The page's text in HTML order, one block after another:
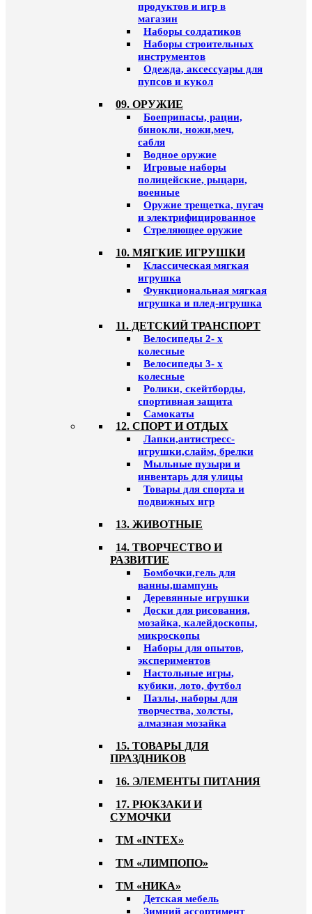
продуктов и игр в
магазин
Наборы солдатиков
Наборы строительных
инструментов
Одежда, аксессуары для
пупсов и кукол
09. ОРУЖИЕ
Боеприпасы, рации,
бинокли, ножи,меч,
сабля
Водное оружие
Игровые наборы
полицейские, рыцари,
военные
Оружие трещетка, пугач
и электрифицированное
Стреляющее оружие
10. МЯГКИЕ ИГРУШКИ
Классическая мягкая
игрушка
Функциональная мягкая
игрушка и плед-игрушка
11. ДЕТСКИЙ ТРАНСПОРТ
Велосипеды 2- х
колесные
Велосипеды 3- х
колесные
Ролики, скейтборды,
спортивная защита
Самокаты
12. СПОРТ И ОТДЫХ
Лапки,антистресс-
игрушки,слайм, брелки
Мыльные пузыри и
инвентарь для улицы
Товары для спорта и
подвижных игр
13. ЖИВОТНЫЕ
14. ТВОРЧЕСТВО И
РАЗВИТИЕ
Бомбочки,гель для
ванны,шампунь
Деревянные игрушки
Доски для рисования,
мозайка, калейдоскопы,
микроскопы
Наборы для опытов,
экспериментов
Настольные игры,
кубики, лото, футбол
Пазлы, наборы для
творчества, холсты,
алмазная мозайка
15. ТОВАРЫ ДЛЯ
ПРАЗДНИКОВ
16. ЭЛЕМЕНТЫ ПИТАНИЯ
17. РЮКЗАКИ И
СУМОЧКИ
ТМ «INTEX»
ТМ «ЛИМПОПО»
ТМ «НИКА»
Детская мебель
Зимний ассортимент